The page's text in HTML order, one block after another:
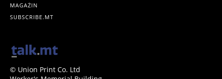
MAGAŻIN
SUBSCRIBE.MT
© Union Print Co. Ltd